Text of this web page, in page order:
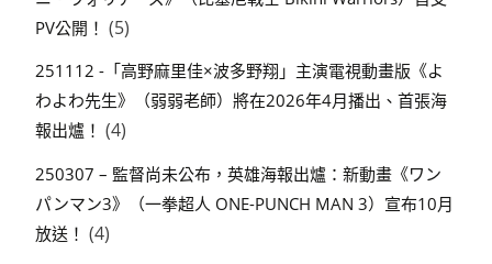
PV公開！ (5)
251112 -「高野麻里佳×波多野翔」主演電視動畫版《よ
わよわ先生》（弱弱老師）將在2026年4月播出、首張海
報出爐！ (4)
250307 – 監督尚未公布，英雄海報出爐：新動畫《ワン
パンマン3》（一拳超人 ONE-PUNCH MAN 3）宣布10月
放送！ (4)